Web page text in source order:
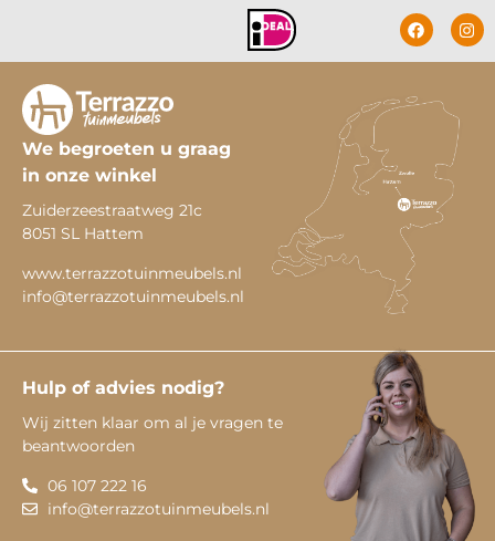
We begroeten u graag
in onze winkel
Zuiderzeestraatweg 21c
8051 SL Hattem
www.terrazzotuinmeubels.nl
info@terrazzotuinmeubels.nl
Hulp of advies nodig?
Wij zitten klaar om al je vragen te
beantwoorden
06 107 222 16
info@terrazzotuinmeubels.nl